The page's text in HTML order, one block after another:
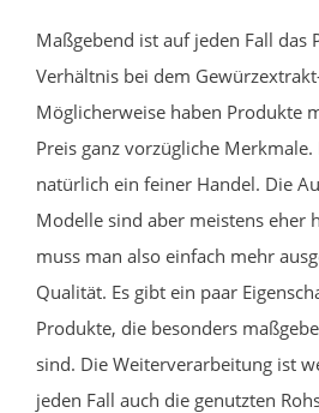
Maßgebend ist auf jeden Fall das
Verhältnis bei dem
Möglicherweise haben Produkte
Preis ganz vorzügliche
natürlich ein feiner Handel. Die
Modelle sind aber meistens eher
muss man also einfach mehr
Qualität. Es gibt ein paar
Produkte, die besonders
sind. Die Weiterverarbeitung ist
jeden Fall auch die genutzten